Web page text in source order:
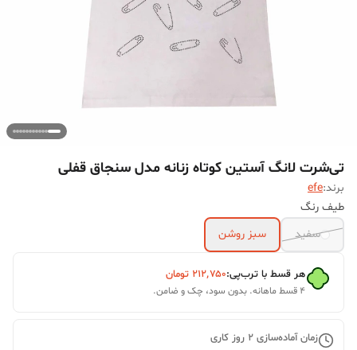
تی‌شرت لانگ آستین کوتاه زنانه مدل سنجاق قفلی
برند:efe
طیف رنگ
سفید
سبز روشن
هر قسط با ترب‌پی:۲۱۲٬۷۵۰ تومان
۴ قسط ماهانه. بدون سود، چک و ضامن.
زمان آماده‌سازی 2 روز کاری